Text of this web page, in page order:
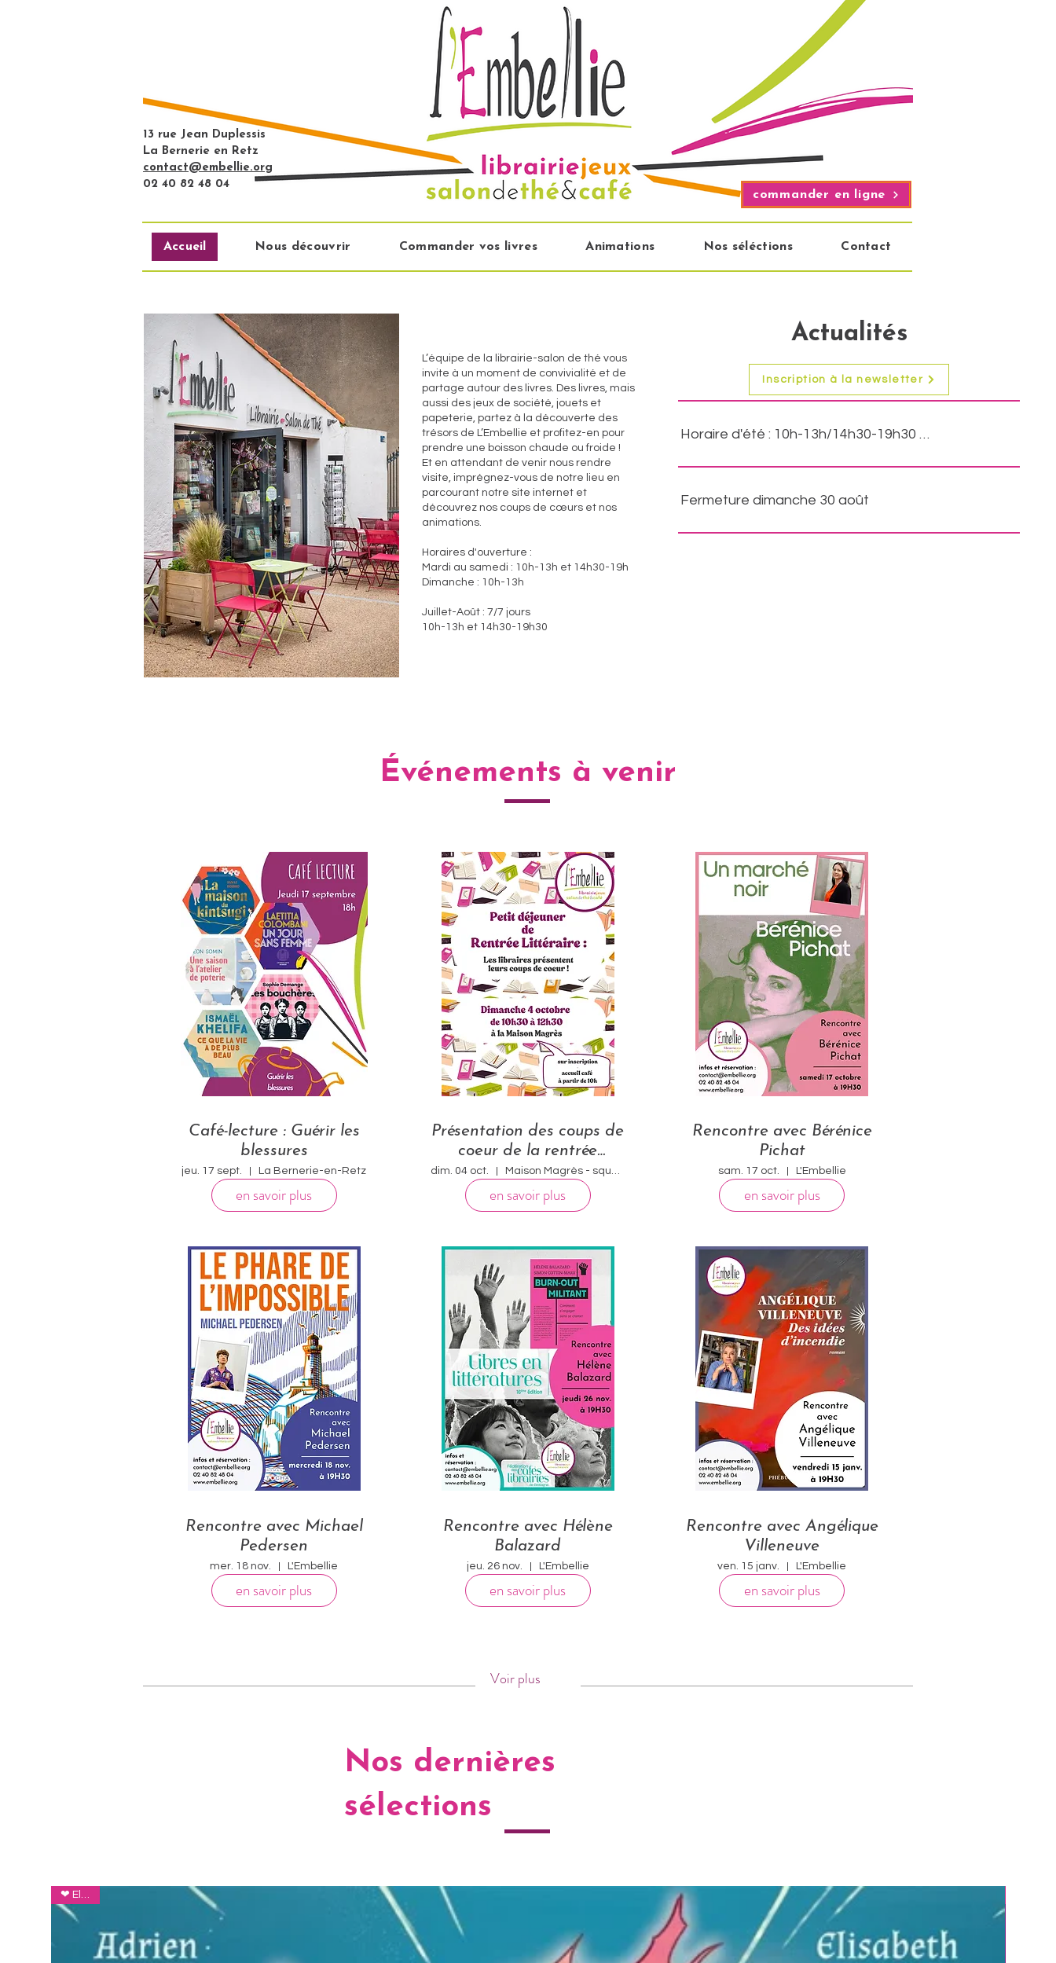
13 rue Jean Duplessis
La Bernerie en Retz
contact@embellie.org
02 40 82 48 04
commander en ligne
Accueil Nous découvrir Commander vos livres Animations Nos séléctions Contact
L’équipe de la librairie-salon de thé vous
invite à un moment de convivialité et de
partage autour des livres. Des livres, mais
aussi des jeux de société, jouets et
papeterie, partez à la découverte des
trésors de L’Embellie et profitez-en pour
prendre une boisson chaude ou froide !
Et en attendant de venir nous rendre
visite, imprégnez-vous de notre lieu en
parcourant notre site internet et
découvrez nos coups de cœurs et nos
animations.
Horaires d'ouverture :
Mardi au samedi : 10h-13h et 14h30-19h
Dimanche : 10h-13h
Juillet-Août : 7/7 jours
10h-13h et 14h30-19h30
Actualités
Horaire d'été : 10h-13h/14h30-19h30 - 7/7jours
Fermeture dimanche 30 août
Inscription à la newsletter
Événements à venir
Café-lecture : Guérir les
blessures
jeu. 17 sept. La Bernerie-en-Retz
en savoir plus
Présentation des coups de
coeur de la rentrée
littéraire
dim. 04 oct. Maison Magrès - square Thibaud
en savoir plus
Rencontre avec Bérénice
Pichat
sam. 17 oct. L'Embellie
en savoir plus
Rencontre avec Michael
Pedersen
mer. 18 nov. L'Embellie
en savoir plus
Rencontre avec Hélène
Balazard
jeu. 26 nov. L'Embellie
en savoir plus
Rencontre avec Angélique
Villeneuve
ven. 15 janv. L'Embellie
en savoir plus
Voir plus
Nos dernières
sélections